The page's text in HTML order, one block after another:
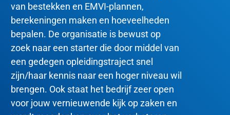
van bestekken en EMVI-plannen,
berekeningen maken en hoeveelheden
bepalen. De organisatie is bewust op
zoek naar een starter die door middel van
een gedegen opleidingstraject snel
zijn/haar kennis naar een hoger niveau wil
brengen. Ook staat het bedrijf zeer open
voor jouw vernieuwende kijk op zaken en